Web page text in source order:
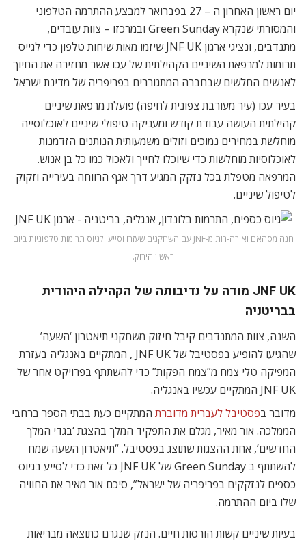
יום ראשון האחרון ה – 27 בפברואר למבצע ההתרמה הטלפוני
והמסורתי שנקרא Green Sunday ובמרכזו – צוות עובדים,
מתנדבים, ונציגי ארגון JNF UK שיזמו מאות שיחות טלפון כדי לגייס
תרומות למרפאת השיניים הקהילתית של עכו אשר מחזירה את החיוך
לאנשים החלשים שבחברה המתגוררים בפריפריה של מדינת ישראל
בעיר עכו (עיר מעורבת צפונית לחיפה) פועלת מרפאת שיניים
קהילתית העושה עבודת קודש ומעניקה טיפולי שיניים לאוכלוסייה
מוחלשת במחירים נמוכים וזולים משמעותית הנותנים הזדמנות
לאוכלוסיות מוחלשות כדי שיוכלו לחייך ולאכול כמו כל בן אנוש.
המרפאה מטפלת בכל נזקק המגיע דרך אגף הרווחה בעירייה וזקוק
לטיפול שיניים.
חנה מסהאם ואורה-רות מ-JNF עם השחקנים שעזרו וסייעו לגיוס תרומות טלפוניות ביום
ראשון הירוק.
JNF UK מודה על נדיבותה של הקהילה היהודית
בבריטניה
השנה, צוות המתנדבים קיבל חיזוק משחקני תיאטרון ‘השעה’
שהגיעו להופיע בפסטיבל של JNF UK , המתקיים באנגליה בעזרת
המפיקה טלי צמח מ”צמח הפקות” כדי להשתתף בפרויקט אחר של
JNF UK המתקיים עכשיו באנגליה.
מדובר בפסטיבל לעברית מדוברת המתקיים כעת בבתי הספר ברחבי
הממלכה. אור מאיר, מגלם את התפקיד המלך בהצגת ‘בגדי המלך
החדשים’, אחת ההצגות שתוצג בפסטיבל. “תיאטרון השעה שמח
להשתתף ב Green Sunday של JNF UK כל זאת כדי לסייע בגיוס
כספים לנזקקים בפריפריה של ישראל”, סיכם אור מאיר את החוויה
שלו ביום ההתרמה.
בעיות שיניים קשות הורסות חיים. הנזק שנגרם כתוצאה מבריאות